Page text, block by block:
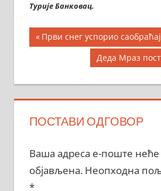
Турије Банковац.
Кретање
Previous
Post:
Први снег успорио саобраћај
Next
Post:
Деда Мраз
ПОСТАВИ ОДГОВОР
Ваша адреса е-поште
објављена. Неопходна
*